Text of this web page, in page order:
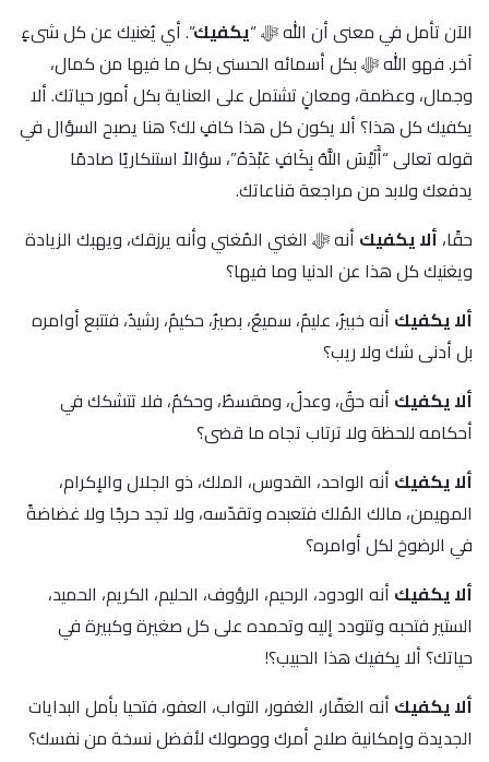
الآن تأمل في معنى أن الله ﷻ “يكفيك“. أي يُغنيك عن كل شىءٍ
آخر. فهو الله ﷻ بكل أسمائه الحسنى بكل ما فيها من كمال،
وجمال، وعظمة، ومعانٍ تشتمل على العناية بكل أمور حياتك. ألا
يكفيك كل هذا؟ ألا يكون كل هذا كافٍ لك؟ هنا يصبح السؤال في
قوله تعالى “أَلَيْسَ اللَّهُ بِكَافٍ عَبْدَهُ”، سؤالاً استنكاريًا صادمًا
يدفعك ولابد من مراجعة قناعاتك.
حقًا، ألا يكفيك أنه ﷻ الغني المُغني وأنه يرزقك، ويهبك الزيادة
ويغنيك كل هذا عن الدنيا وما فيها؟
ألا يكفيك أنه خبيرٌ، عليمٌ، سميعٌ، بصيرٌ، حكيمٌ، رشيدٌ، فتتبع أوامره
بل أدنى شك ولا ريب؟
ألا يكفيك أنه حقٌ، وعدلٌ، ومقسطٌ، وحكمٌ، فلا تتشكك في
أحكامه للحظة ولا ترتاب تجاه ما قضى؟
ألا يكفيك أنه الواحد، القدوس، الملك، ذو الجلال والإكرام،
المهيمن، مالك المُلك فتعبده وتقدّسه، ولا تجد حرجًا ولا غضاضةً
في الرضوخ لكل أوامره؟
ألا يكفيك أنه الودود، الرحيم، الرؤوف، الحليم، الكريم، الحميد،
الستير فتحبه وتتودد إليه وتحمده على كل صغيرة وكبيرة في
حياتك؟ ألا يكفيك هذا الحبيب؟!
ألا يكفيك أنه الغفّار، الغفور، التواب، العفو، فتحيا بأمل البدايات
الجديدة وإمكانية صلاح أمرك ووصولك لأفضل نسخة من نفسك؟